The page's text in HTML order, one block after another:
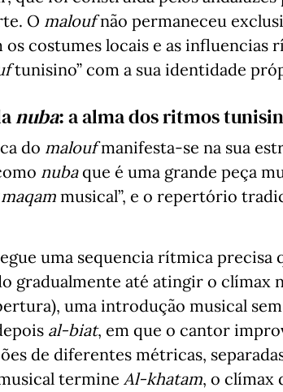
O maloufnão permaneceu
costumes locais e as influencias
tunisino” com a sua identidade
nuba: a alma dos ritmos
do maloufmanifesta-se na sua
nubaque é uma grande peça
maqam musical”, e o repertório
uma sequencia rítmica precisa
gradualmente até atingir o clímax
uma introdução musical
al-biat, em que o cantor
de diferentes métricas,
termine Al-khatam, o clímax